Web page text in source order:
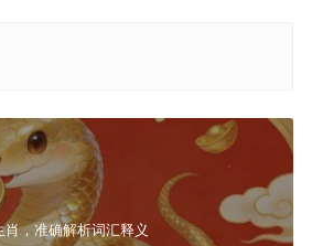
，准确解析词汇释义